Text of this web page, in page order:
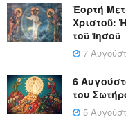
Ἑορτή
Χριστοῦ:
τοῦ Ἰησοῦ
7
6
του
5